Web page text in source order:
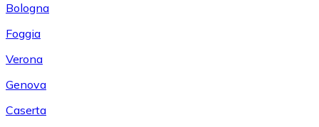
Bologna
Foggia
Verona
Genova
Caserta